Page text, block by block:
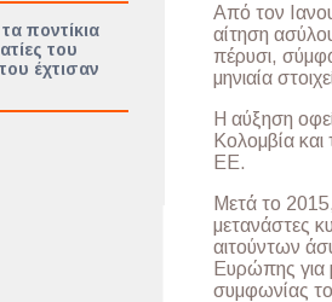
ποντίκια
του
έχτισαν
Από τον
αίτηση
πέρυσι,
μηνιαία
Η αύξηση
Κολομβία και
ΕΕ.
Μετά το
μετανάστες
αιτούντων
Ευρώπης για
συμφωνίας